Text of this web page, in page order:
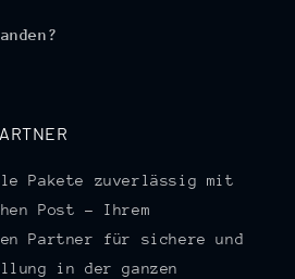
Pakete zuverlässig mit
Post – Ihrem
Partner für sichere und
in der ganzen